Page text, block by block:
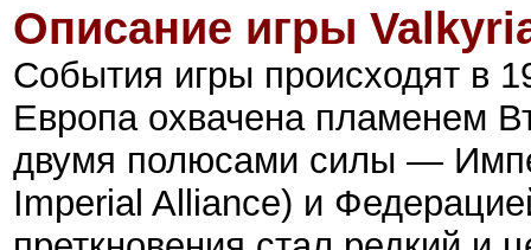
Описание игры
События игры происходят в
Европа охвачена пламенем
двумя полюсами силы —
Imperial Alliance) и